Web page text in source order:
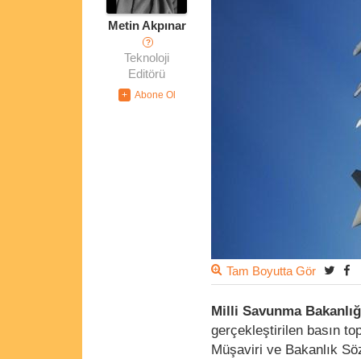
Metin Akpınar
?
Teknoloji
Editörü
Tam Boyutta Gör
Milli Savunma
gerçekleştirilen basın
Müşaviri ve Bakanlık